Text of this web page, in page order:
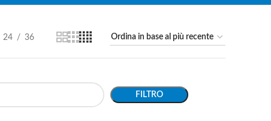
24 36
FILTRO